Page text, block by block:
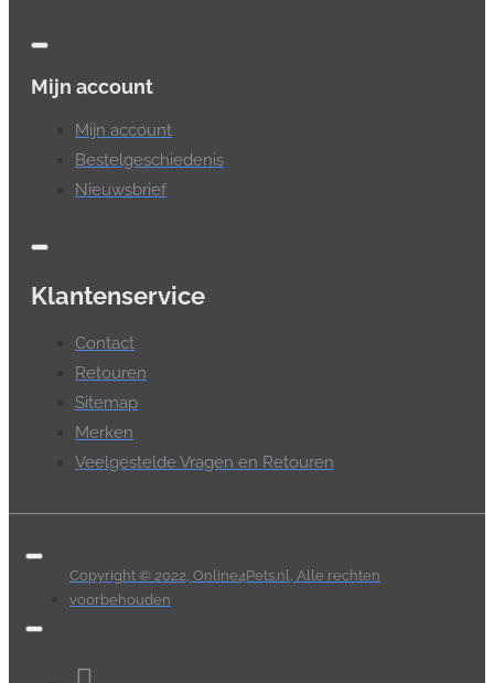
Mijn account
Mijn account
Bestelgeschiedenis
Nieuwsbrief
Klantenservice
Contact
Retouren
Sitemap
Merken
Veelgestelde Vragen en Retouren
Copyright © 2022, Online4Pets.nl, Alle rechten
voorbehouden